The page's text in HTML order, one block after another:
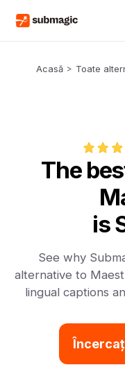
Acasă > Toate
The
is
See why
alternative to
lingual captions